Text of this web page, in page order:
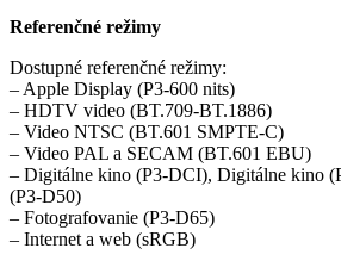
Referenčné režimy
Dostupné referenčné režimy:
– Apple Display (P3-600 nits)
– HDTV video (BT.709-BT.1886)
– Video NTSC (BT.601 SMPTE-C)
– Video PAL a SECAM (BT.601 EBU)
– Digitálne kino (P3-DCI), Digitálne kino
(P3-D50)
– Fotografovanie (P3-D65)
– Internet a web (sRGB)